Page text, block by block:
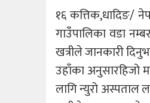
१६ कत्तिक,धादिङ/
गाउँपालिका वडा
खत्रीले जानकारी
उहाँका अनुसारहिजो
लागि न्युरो अस्पताल